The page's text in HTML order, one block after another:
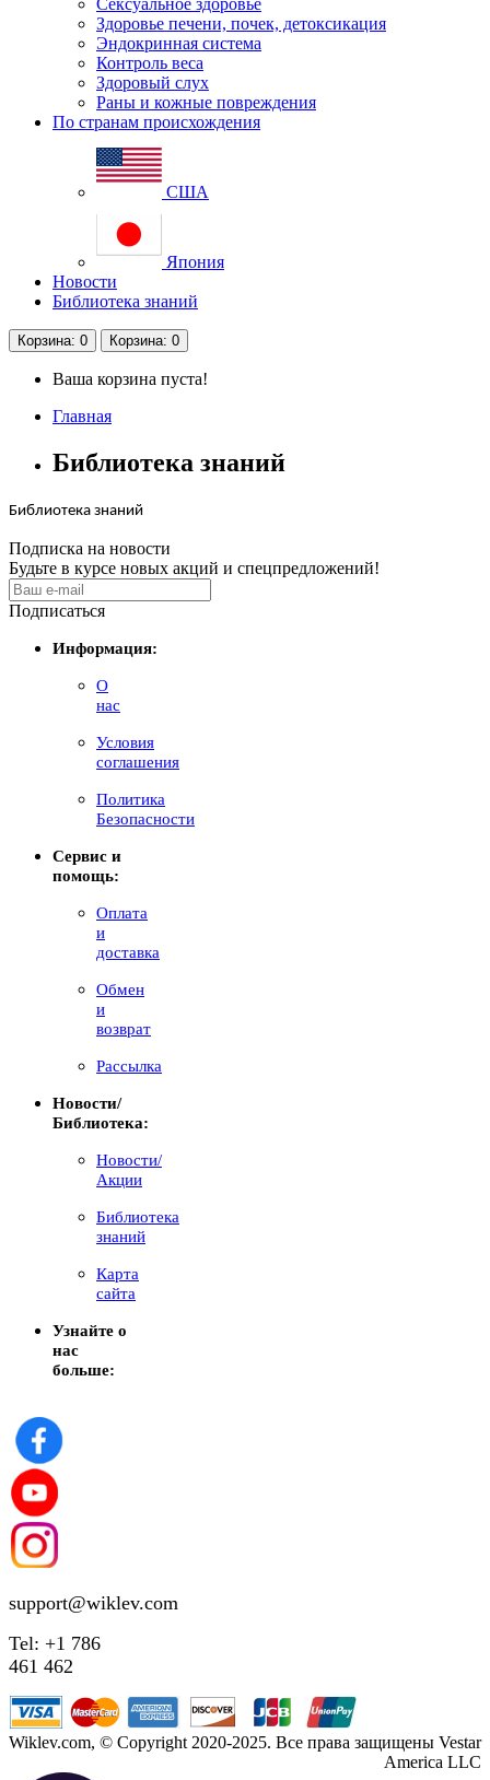
Сексуальное здоровье
Здоровье печени, почек, детоксикация
Эндокринная система
Контроль веса
Здоровый слух
Раны и кожные повреждения
По странам происхождения
США
Япония
Новости
Библиотека знаний
Корзина: 0 Корзина: 0
Ваша корзина пуста!
Главная
Библиотека знаний
Библиотека знаний
Подписка на новости
Будьте в курсе новых акций и спецпредложений!
Подписаться
Информация:
О
нас
Условия
соглашения
Политика
Безопасности
Сервис и
помощь:
Оплата
и
доставка
Обмен
и
возврат
Рассылка
Новости/
Библиотека:
Новости/
Акции
Библиотека
знаний
Карта
сайта
Узнайте о
нас
больше:
support@wiklev.com
Tel: +1 786
461 462
Wiklev.com, © Copyright 2020-2025. Все права защищены Vestar
America LLC